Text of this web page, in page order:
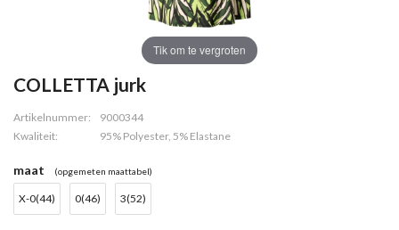
Tik om te vergroten
COLLETTA jurk
Artikelnummer:
9000344
Kwaliteit:
95% Polyester, 5% Elastane
maat (opgemeten maattabel)
X-0(44) 0(46) 3(52)